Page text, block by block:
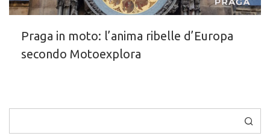
Praga in moto: l’anima ribelle d’Europa
secondo Motoexplora